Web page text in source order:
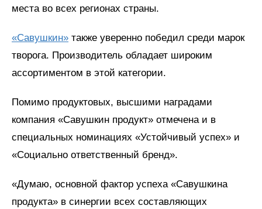
места во всех регионах страны.
«Савушкин» также уверенно победил среди марок
творога. Производитель обладает широким
ассортиментом в этой категории.
Помимо продуктовых, высшими наградами
компания «Савушкин продукт» отмечена и в
специальных номинациях «Устойчивый успех» и
«Социально ответственный бренд».
«Думаю, основной фактор успеха «Савушкина
продукта» в синергии всех составляющих